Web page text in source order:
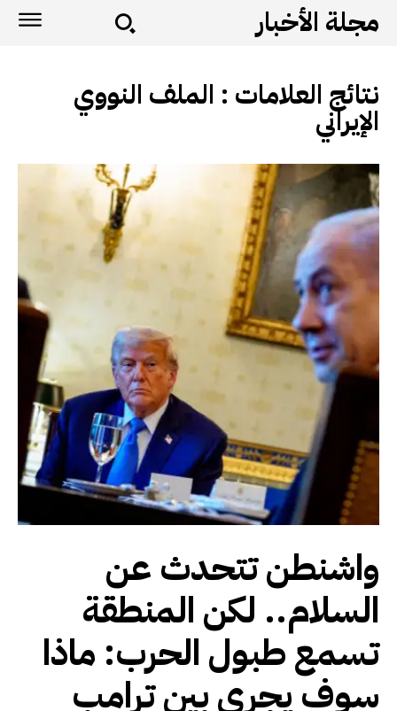
مجلة الأخبار
نتائج العلامات : الملف النووي
الإيراني
واشنطن تتحدث عن
السلام.. لكن المنطقة
تسمع طبول الحرب: ماذا
سوف يجري بين ترامب